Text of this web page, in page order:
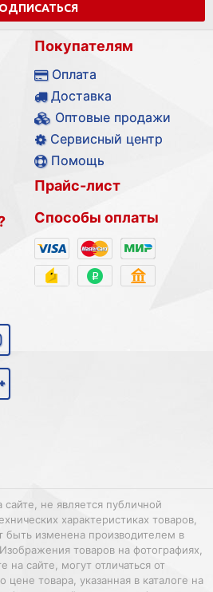
Покупателям
Оплата
Доставка
Оптовые продажи
Сервисный центр
Помощь
Прайс-лист
Способы оплаты
не является публичной
характеристиках товаров,
быть изменена производителем в
товаров на фотографиях,
на сайте, могут отличаться от
товара, указанная в каталоге на